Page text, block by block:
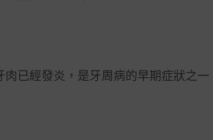
肉已經發炎，是牙周病的早期症狀之一